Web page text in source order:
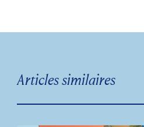
Articles similaires